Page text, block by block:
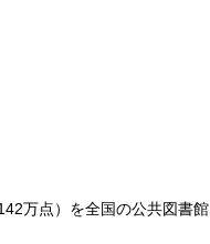
万点）を全国の公共図書